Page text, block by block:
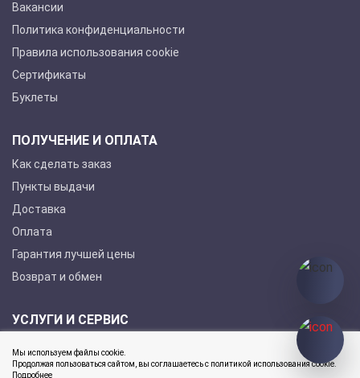
Вакансии
Политика конфиденциальности
Правила использования cookie
Сертификаты
Буклеты
ПОЛУЧЕНИЕ И ОПЛАТА
Как сделать заказ
Пункты выдачи
Доставка
Оплата
Гарантия лучшей цены
Возврат и обмен
УСЛУГИ И СЕРВИС
Гарантийное обслуживание
Мы используем файлы cookie.
Продолжая пользоваться сайтом, вы соглашаетесь с политикой использования cookie.
Подробнее